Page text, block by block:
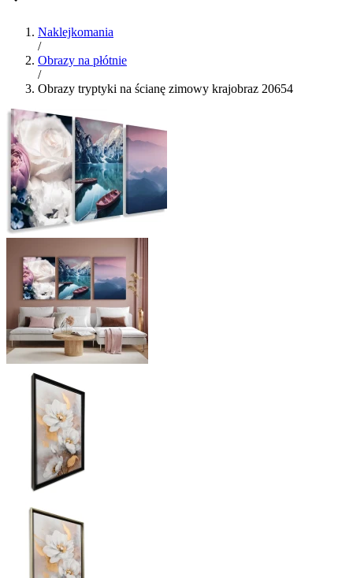
Naklejkomania
/
Obrazy na płótnie
/
Obrazy tryptyki na ścianę zimowy krajobraz 20654